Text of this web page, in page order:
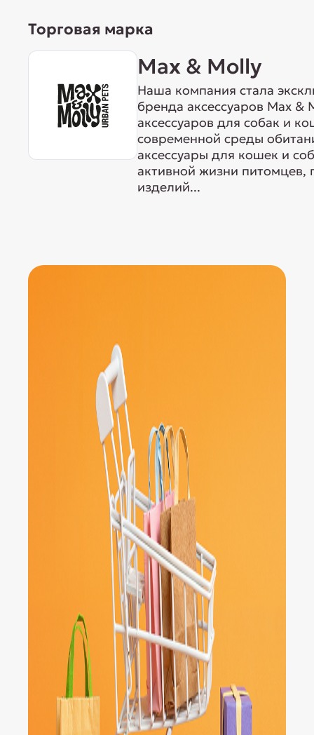
Торговая марка
Max & Molly
Наша компания стала
бренда аксессуаров Max
аксессуаров для собак и
современной среды
аксессуары для кошек и
активной жизни питомцев,
изделий...